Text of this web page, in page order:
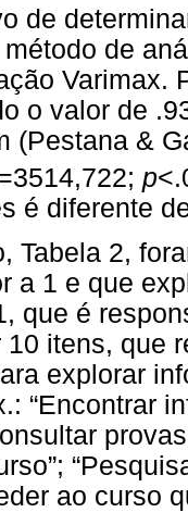
de
de
Varimax.
o valor de
(Pestana &
p
é diferente
Tabela 2,
a 1 e que
que é
itens, que
explorar
“Encontrar
ao curso